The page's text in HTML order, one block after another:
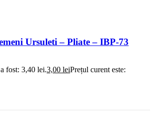
Ursuleti – Pliate – IBP-73
fost: 3,40 lei.3,00 leiPrețul curent este: